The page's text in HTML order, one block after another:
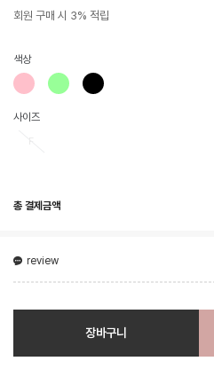
회원 구매 시 3% 적립
색상
사이즈
총 결제금액
review
장바구니